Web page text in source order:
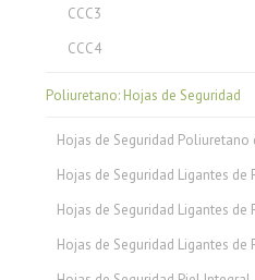
CCC3
CCC4
Poliuretano: Hojas de Seguridad
Hojas de Seguridad Poliuretano
Hojas de Seguridad Ligantes de
Hojas de Seguridad Ligantes de
Hojas de Seguridad Ligantes de